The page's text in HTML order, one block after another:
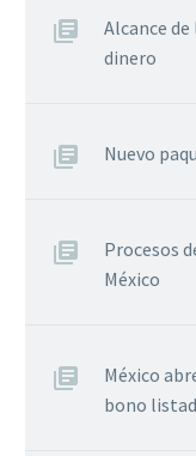
Alcance
dinero
Nuevo
Procesos
México
México
bono